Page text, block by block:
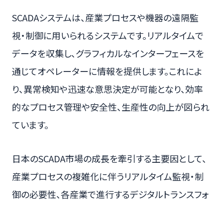
SCADAシステムは、産業プロセスや機器の遠隔監
視・制御に用いられるシステムです。リアルタイムで
データを収集し、グラフィカルなインターフェースを
通じてオペレーターに情報を提供します。これによ
り、異常検知や迅速な意思決定が可能となり、効率
的なプロセス管理や安全性、生産性の向上が図られ
ています。
日本のSCADA市場の成長を牽引する主要因として、
産業プロセスの複雑化に伴うリアルタイム監視・制
御の必要性、各産業で進行するデジタルトランスフォ